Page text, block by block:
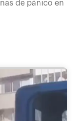
de pánico en